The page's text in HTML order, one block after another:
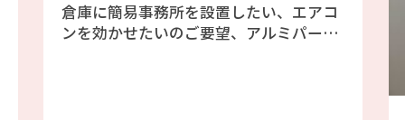
倉庫に簡易事務所を設置したい、エアコ
ンを効かせたいのご要望、アルミパーテ